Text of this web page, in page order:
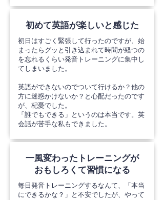
初めて英語が楽しいと感じた
初日はすごく緊張して行ったのですが、始
まったらグッと引き込まれて時間が経つの
を忘れるくらい発音トレーニングに集中し
てしまいました。
英語ができないのでついて行けるか？他の
方に迷惑かけないか？と心配だったのです
が、杞憂でした。​
「誰でもできる」というのは本当です。英
会話が苦手な私もできました。
一風変わったトレーニングが
おもしろくて習慣になる
​毎日発音トレーニングするなんて、「本当
にできるかな？」と不安でしたが、やって